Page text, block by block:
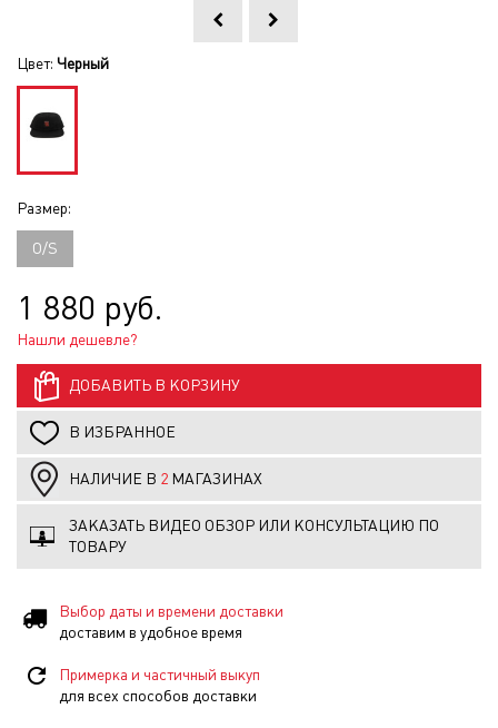
Цвет: Черный
Размер:
O/S
1 880 руб.
Нашли дешевле?
ДОБАВИТЬ В КОРЗИНУ
В ИЗБРАННОЕ
НАЛИЧИЕ В 2 МАГАЗИНАХ
ЗАКАЗАТЬ ВИДЕО ОБЗОР ИЛИ КОНСУЛЬТАЦИЮ ПО
ТОВАРУ
Выбор даты и времени доставки
доставим в удобное время
Примерка и частичный выкуп
для всех способов доставки